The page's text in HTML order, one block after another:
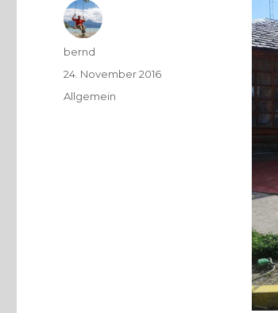
Autor
bernd
Veröffentlicht
am
24. November 2016
Kategorien
Allgemein